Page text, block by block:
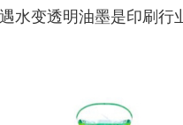
水变透明油墨是印刷行